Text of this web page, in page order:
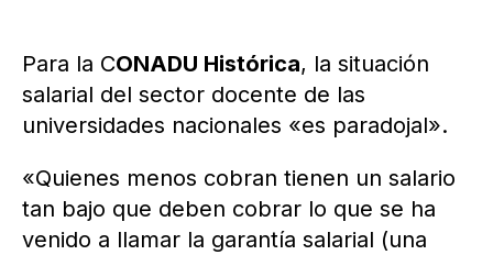
Para la CONADU Histórica, la situación
salarial del sector docente de las
universidades nacionales «es paradojal».
«Quienes menos cobran tienen un salario
tan bajo que deben cobrar lo que se ha
venido a llamar la garantía salarial (una